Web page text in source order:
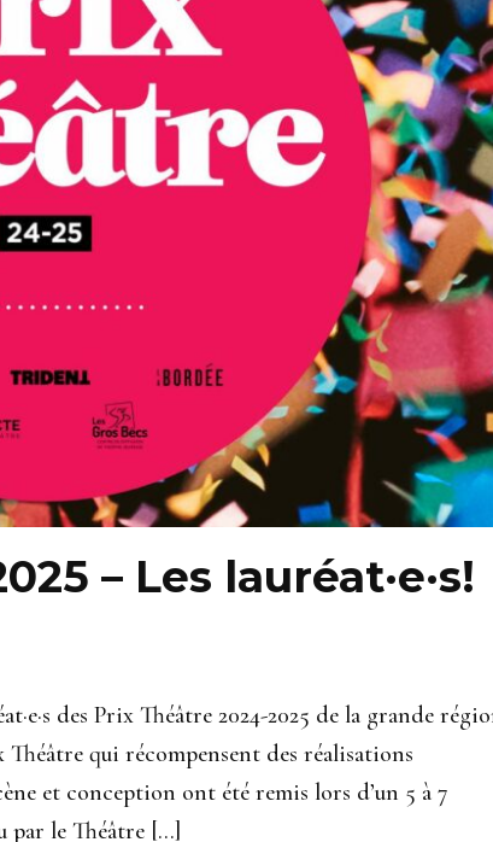
– Les lauréat·e·s!
des Prix Théâtre 2024-2025 de la grande
qui récompensent des réalisations
et conception ont été remis lors d’un 5 à 7
par le Théâtre […]